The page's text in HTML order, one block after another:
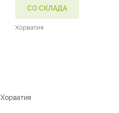
СО СКЛАДА
Хорватия
Хорватия